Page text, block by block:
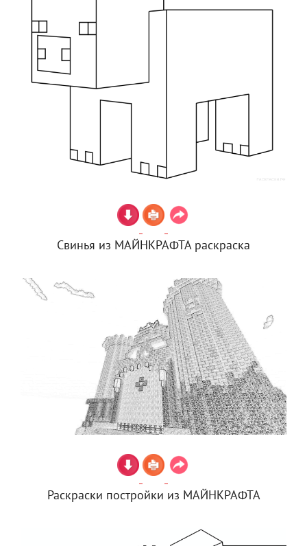
Свинья из МАЙНКРАФТА раскраска
Раскраски постройки из МАЙНКРАФТА